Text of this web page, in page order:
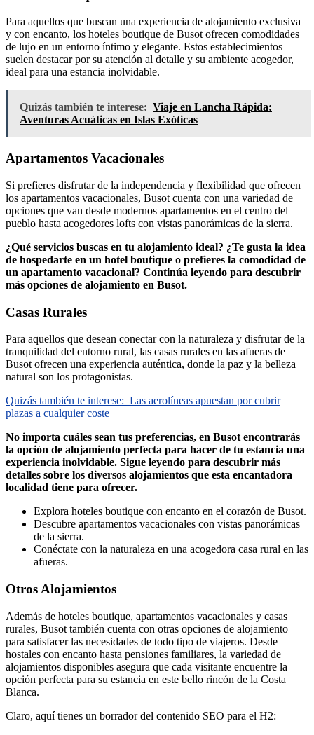
Para aquellos que buscan una experiencia de alojamiento exclusiva
y con encanto, los hoteles boutique de Busot ofrecen comodidades
de lujo en un entorno íntimo y elegante. Estos establecimientos
suelen destacar por su atención al detalle y su ambiente acogedor,
ideal para una estancia inolvidable.
Quizás también te interese: Viaje en Lancha Rápida:
Aventuras Acuáticas en Islas Exóticas
Apartamentos Vacacionales
Si prefieres disfrutar de la independencia y flexibilidad que ofrecen
los apartamentos vacacionales, Busot cuenta con una variedad de
opciones que van desde modernos apartamentos en el centro del
pueblo hasta acogedores lofts con vistas panorámicas de la sierra.
¿Qué servicios buscas en tu alojamiento ideal? ¿Te gusta la idea
de hospedarte en un hotel boutique o prefieres la comodidad de
un apartamento vacacional? Continúa leyendo para descubrir
más opciones de alojamiento en Busot.
Casas Rurales
Para aquellos que desean conectar con la naturaleza y disfrutar de la
tranquilidad del entorno rural, las casas rurales en las afueras de
Busot ofrecen una experiencia auténtica, donde la paz y la belleza
natural son los protagonistas.
Quizás también te interese: Las aerolíneas apuestan por cubrir
plazas a cualquier coste
No importa cuáles sean tus preferencias, en Busot encontrarás
la opción de alojamiento perfecta para hacer de tu estancia una
experiencia inolvidable. Sigue leyendo para descubrir más
detalles sobre los diversos alojamientos que esta encantadora
localidad tiene para ofrecer.
Explora hoteles boutique con encanto en el corazón de Busot.
Descubre apartamentos vacacionales con vistas panorámicas
de la sierra.
Conéctate con la naturaleza en una acogedora casa rural en las
afueras.
Otros Alojamientos
Además de hoteles boutique, apartamentos vacacionales y casas
rurales, Busot también cuenta con otras opciones de alojamiento
para satisfacer las necesidades de todo tipo de viajeros. Desde
hostales con encanto hasta pensiones familiares, la variedad de
alojamientos disponibles asegura que cada visitante encuentre la
opción perfecta para su estancia en este bello rincón de la Costa
Blanca.
Claro, aquí tienes un borrador del contenido SEO para el H2: